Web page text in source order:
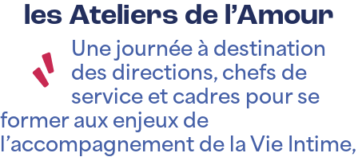
les Ateliers de l’Amour
Une journée à destination
des directions, chefs de
service et cadres pour se
former aux enjeux de
l’accompagnement de la Vie Intime,